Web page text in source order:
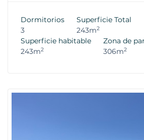
Dormitorios
3
Superficie Total
243m2
Superficie habitable
243m2
Zona de
306m2